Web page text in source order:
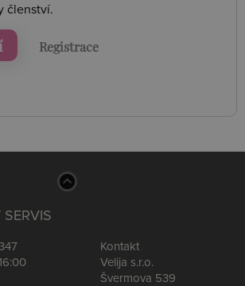
členství.
Registrace
Kontakt
Velija s.r.o.
Švermova 539